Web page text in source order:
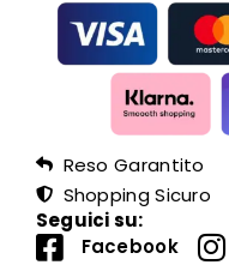
Reso Garantito
Shopping Sicuro
Seguici su:
Facebook